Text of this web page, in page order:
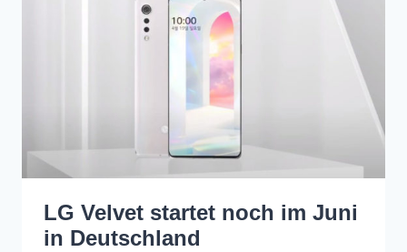
LG Velvet startet noch im Juni
in Deutschland